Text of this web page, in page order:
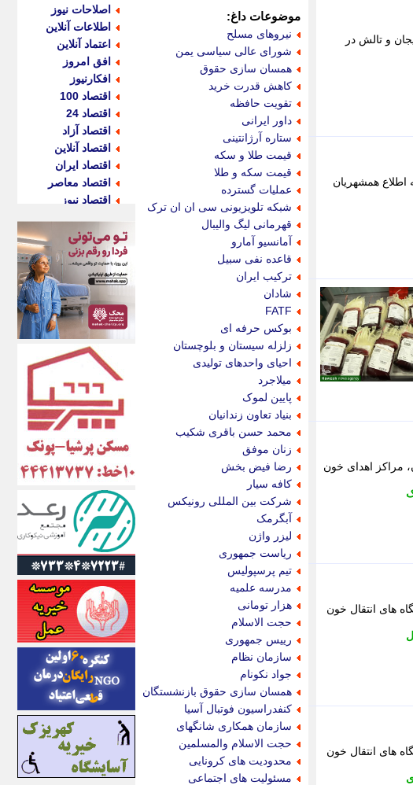
و تالش در
مرکز ایلام ؛ به اطلاع همشهریان
مراکز اهدای خون
های انتقال خون
های انتقال خون
موضوعات داغ:
نیروهای مسلح
شورای عالی سیاسی یمن
همسان سازی حقوق
کاهش قدرت خرید
تقویت حافظه
داور ایرانی
ستاره آرژانتینی
قیمت طلا و سکه
قیمت سکه و طلا
عملیات گسترده
شبکه تلویزیونی سی ان ان ترک
قهرمانی لیگ والیبال
آمانسیو آمارو
قاعده نفی سبیل
ترکیب ایران
شادان
FATF
بوکس حرفه ای
زلزله سیستان و بلوچستان
احیای واحدهای تولیدی
میلاجرد
پایین لموک
بنیاد تعاون زندانیان
محمد حسن باقری شکیب
زنان موفق
رضا فیض بخش
کافه سیار
شرکت بین المللی رونیکس
آبگرمک
لیزر واژن
ریاست جمهوری
تیم پرسپولیس
مدرسه علمیه
هزار تومانی
حجت الاسلام
رییس جمهوری
سازمان نظام
جواد نکونام
همسان سازی حقوق بازنشستگان
کنفدراسیون فوتبال آسیا
سازمان همکاری شانگهای
حجت الاسلام والمسلمین
محدودیت های کرونایی
مسئولیت های اجتماعی
اصلاحات نیوز
اطلاعات آنلاین
اعتماد آنلاین
افق امروز
افکارنیوز
اقتصاد 100
اقتصاد 24
اقتصاد آزاد
اقتصاد آنلاین
اقتصاد ایران
اقتصاد معاصر
اقتصاد نیوز
اکوفارس
اکونگار
اکونیوز
الف
انتشار آنلاین
اندیشه قرن
اندیشه معاصر
اندیشه ها
انرژی پرس
ای استخدام
ایتنا
ایراف
ایران آرت
ایران آنلاین
ایران زندگی
ایران فوری
ایرانی روز
ایرانیتال
ایرنا
ایسکانیوز
ایسنا
ایکنا
ایلنا
اینتیتر
ایونا نیوز
بازتاب آنلاین
باشگاه خبرنگاران
باغستان نیوز
بامبوک
ببین و بخون
بدینسان
بنکر